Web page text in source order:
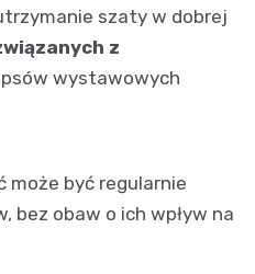
szaty w dobrej
z
wystawowych
może być regularnie
bez obaw o ich wpływ na